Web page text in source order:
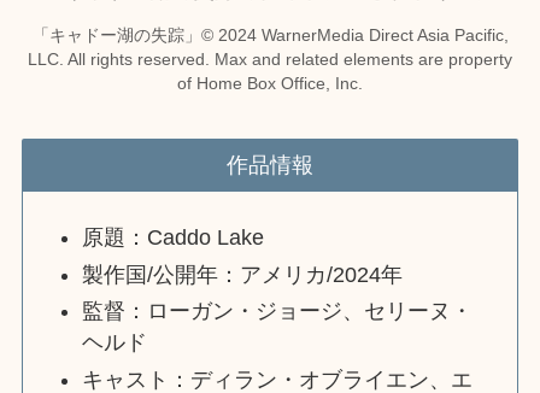
「キャドー湖の失踪」© 2024 WarnerMedia Direct Asia Pacific,
LLC. All rights reserved. Max and related elements are property
of Home Box Office, Inc.
作品情報
原題：Caddo Lake
製作国/公開年：アメリカ/2024年
監督：ローガン・ジョージ、セリーヌ・
ヘルド
キャスト：ディラン・オブライエン、エ